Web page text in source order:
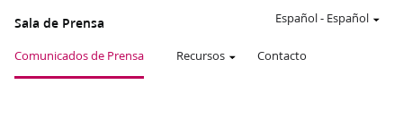
Sala de Prensa
Comunicados de Prensa Recursos Contacto
Español- Español